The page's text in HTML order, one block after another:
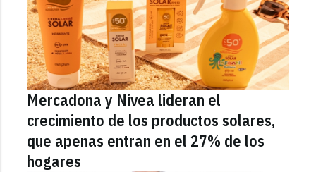
Mercadona y Nivea lideran el
crecimiento de los productos solares,
que apenas entran en el 27% de los
hogares